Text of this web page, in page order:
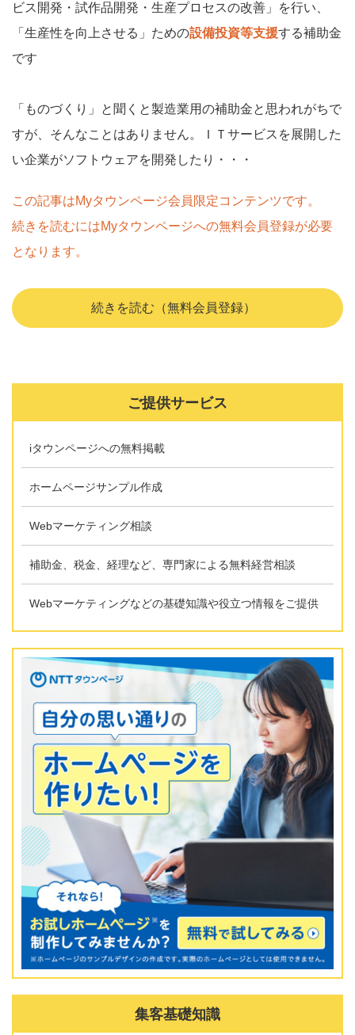
ビス開発・試作品開発・生産プロセスの改善」を行い、
「生産性を向上させる」ための設備投資等支援する補助金
です
「ものづくり」と聞くと製造業用の補助金と思われがちで
すが、そんなことはありません。ＩＴサービスを展開した
い企業がソフトウェアを開発したり・・・
この記事はMyタウンページ会員限定コンテンツです。
続きを読むにはMyタウンページへの無料会員登録が必要
となります。
続きを読む（無料会員登録）
ご提供サービス
iタウンページへの無料掲載
ホームページサンプル作成
Webマーケティング相談
補助金、税金、経理など、専門家による無料経営相談
Webマーケティングなどの基礎知識や役立つ情報をご提供
集客基礎知識